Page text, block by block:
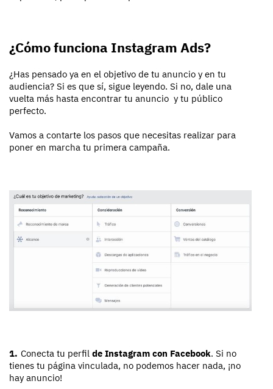
¿Cómo funciona Instagram Ads?
¿Has pensado ya en el objetivo de tu anuncio y en tu
audiencia? Si es que sí, sigue leyendo. Si no, dale una
vuelta más hasta encontrar tu anuncio y tu público
perfecto.
Vamos a contarte los pasos que necesitas realizar para
poner en marcha tu primera campaña.
Conecta tu perfil de Instagram con Facebook. Si no
tienes tu página vinculada, no podemos hacer nada, ¡no
hay anuncio!